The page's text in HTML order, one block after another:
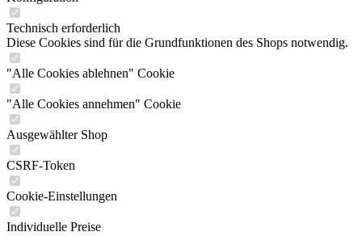
Technisch erforderlich
Diese Cookies sind für die Grundfunktionen des Shops notwendig.
"Alle Cookies ablehnen" Cookie
"Alle Cookies annehmen" Cookie
Ausgewählter Shop
CSRF-Token
Cookie-Einstellungen
Individuelle Preise